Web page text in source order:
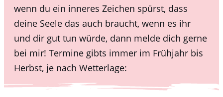
wenn du ein inneres Zeichen spürst, dass
deine Seele das auch braucht, wenn es ihr
und dir gut tun würde, dann melde dich gerne
bei mir! Termine gibts immer im Frühjahr bis
Herbst, je nach Wetterlage: